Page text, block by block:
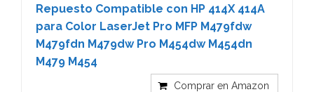
Repuesto Compatible con HP 414X 414A
para Color LaserJet Pro MFP M479fdw
M479fdn M479dw Pro M454dw M454dn
M479 M454
Comprar en Amazon